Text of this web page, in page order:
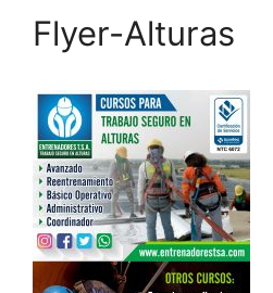
Flyer-Alturas